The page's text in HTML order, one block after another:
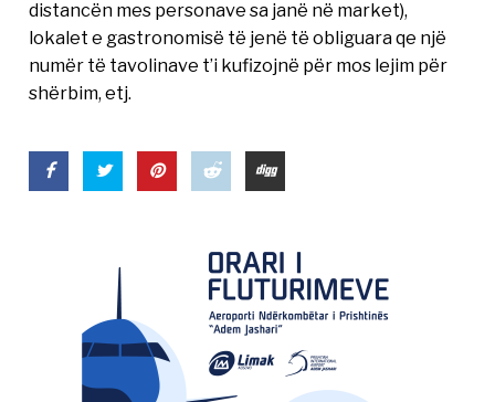
distancën mes personave sa janë në market),
lokalet e gastronomisë të jenë të obliguara qe një
numër të tavolinave t’i kufizojnë për mos lejim për
shërbim, etj.